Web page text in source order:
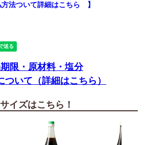
方法ついて詳細はこちら 】
限・原材料・塩分
ついて（詳細はこちら）
イズはこちら！